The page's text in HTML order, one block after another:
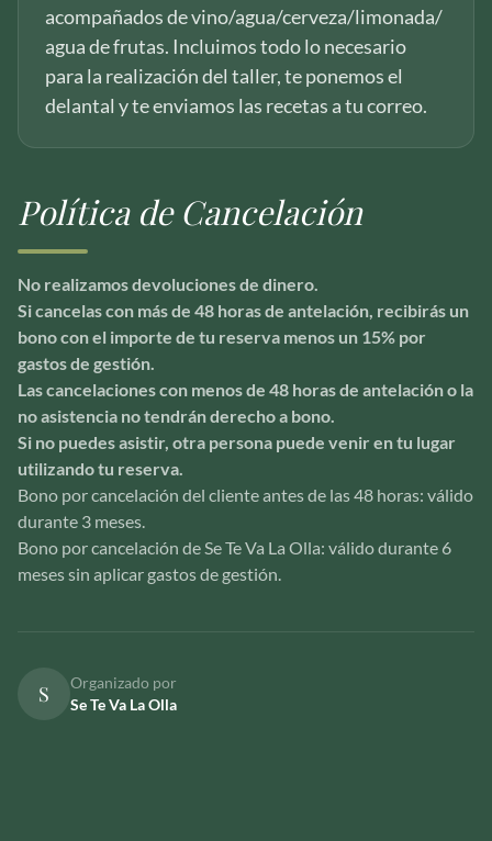
acompañados de vino/agua/cerveza/limonada/
agua de frutas. Incluimos todo lo necesario
para la realización del taller, te ponemos el
delantal y te enviamos las recetas a tu correo.
Política de Cancelación
No realizamos devoluciones de dinero.
Si cancelas con más de 48 horas de antelación, recibirás un
bono con el importe de tu reserva menos un 15% por
gastos de gestión.
Las cancelaciones con menos de 48 horas de antelación o la
no asistencia no tendrán derecho a bono.
Si no puedes asistir, otra persona puede venir en tu lugar
utilizando tu reserva.
Bono por cancelación del cliente antes de las 48 horas: válido
durante 3 meses.
Bono por cancelación de Se Te Va La Olla: válido durante 6
meses sin aplicar gastos de gestión.
S
Organizado por
Se Te Va La Olla